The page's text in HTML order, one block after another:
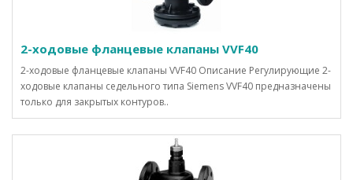
2-ходовые фланцевые клапаны VVF40
2-ходовые фланцевые клапаны VVF40 Описание Регулирующие 2-
ходовые клапаны седельного типа Siemens VVF40 предназначены
только для закрытых контуров..